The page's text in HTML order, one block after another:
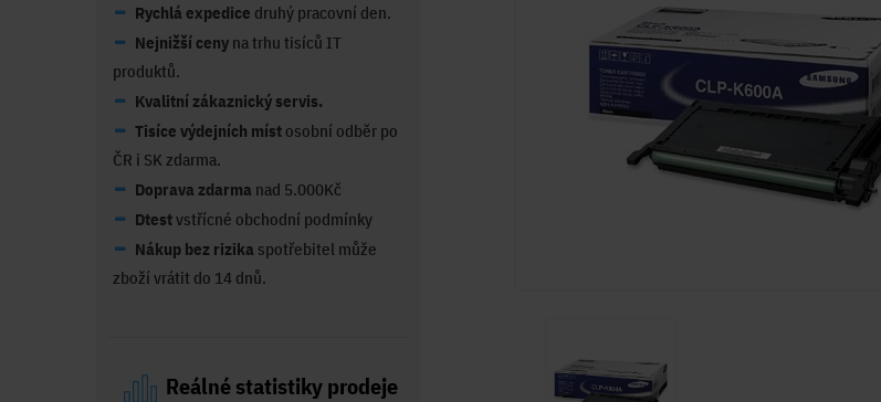
Rychlá expedice druhý pracovní den.
Nejnižší ceny na trhu tisíců IT
produktů.
Kvalitní zákaznický servis.
Tisíce výdejních míst osobní odběr po
ČR i SK zdarma.
Doprava zdarma nad 5.000Kč
Dtestvstřícné obchodní podmínky
Nákup bez rizika spotřebitel může
zboží vrátit do 14 dnů.
Reálné statistiky prodeje